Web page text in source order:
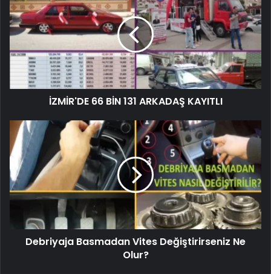
İZMİR'DE 66 BİN 131 ARKADAŞ KAYITLI
Debriyaja Basmadan Vites Değiştirirseniz Ne
Olur?